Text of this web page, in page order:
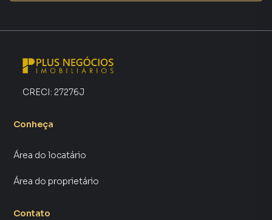
CRECI: 27276J
Conheça
Área do locatário
Área do proprietário
Contato